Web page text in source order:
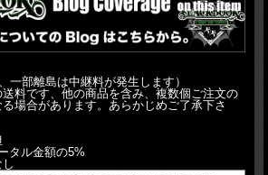
一部離島は中継料が発生します）
送料です、他の商品を含み、複数個ご注文の
場合があります。あらかじめご了承下さ
タル金額の5%